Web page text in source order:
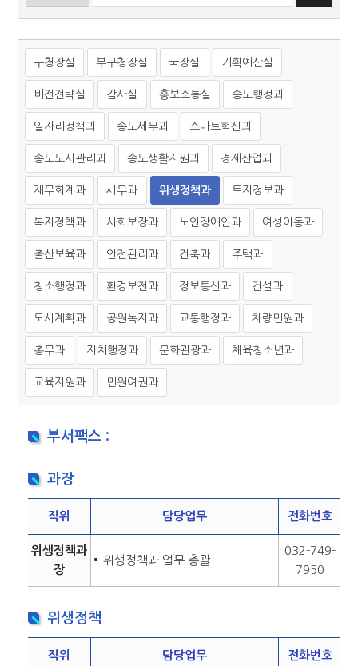
구청장실 부구청장실 국장실 기획예산실
비전전략실 감사실 홍보소통실 송도행정과
일자리정책과 송도세무과 스마트혁신과
송도도시관리과 송도생활지원과 경제산업과
재무회계과 세무과 위생정책과 토지정보과
복지정책과 사회보장과 노인장애인과 여성아동과
출산보육과 안전관리과 건축과 주택과
청소행정과 환경보전과 정보통신과 건설과
도시계획과 공원녹지과 교통행정과 차량민원과
총무과 자치행정과 문화관광과 체육청소년과
교육지원과 민원여권과
부서팩스 :
과장
직위 담당업무 전화번호
위생정책과
장
위생정책과 업무 총괄
032-749-
7950
위생정책
직위 담당업무 전화번호